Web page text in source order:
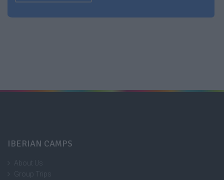
IBERIAN CAMPS
About Us
Group Trips